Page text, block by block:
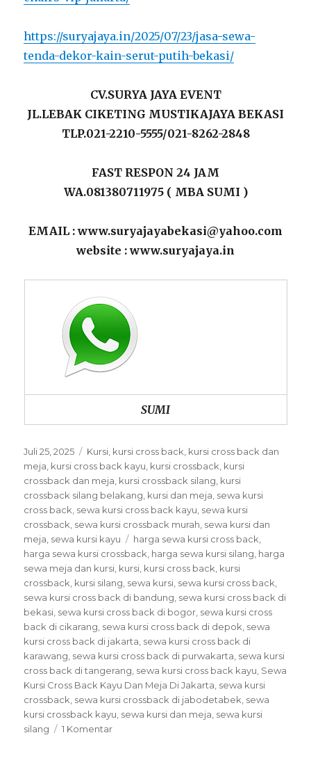
https://suryajaya.in/2025/07/23/jasa-sewa-
tenda-dekor-kain-serut-putih-bekasi/
CV.SURYA JAYA EVENT
JL.LEBAK CIKETING MUSTIKAJAYA BEKASI
TLP.021-2210-5555/021-8262-2848
FAST RESPON 24 JAM
WA.081380711975 ( MBA SUMI )
EMAIL : www.suryajayabekasi@yahoo.com
website : www.suryajaya.in
SUMI
Posted
on
Juli 25, 2025 Categories
Kursi kursi cross back kursi cross back dan
meja kursi cross back kayu kursi crossback kursi
crossback dan meja kursi crossback silang kursi
crossback silang belakang kursi dan meja sewa kursi
cross back sewa kursi cross back kayu sewa kursi
crossback sewa kursi crossback murah sewa kursi dan
meja sewa kursi kayu Tags
harga sewa kursi cross back
harga sewa kursi crossback harga sewa kursi silang harga
sewa meja dan kursi kursi kursi cross back kursi
crossback kursi silang sewa kursi sewa kursi cross back
sewa kursi cross back di bandung sewa kursi cross back di
bekasi sewa kursi cross back di bogor sewa kursi cross
back di cikarang sewa kursi cross back di depok sewa
kursi cross back di jakarta sewa kursi cross back di
karawang sewa kursi cross back di purwakarta sewa kursi
cross back di tangerang sewa kursi cross back kayu Sewa
Kursi Cross Back Kayu Dan Meja Di Jakarta sewa kursi
crossback sewa kursi crossback di jabodetabek sewa
kursi crossback kayu sewa kursi dan meja sewa kursi
silang
1 Komentarpada